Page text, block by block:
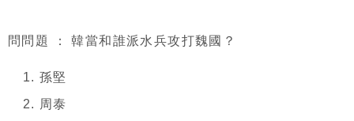
問問題 ： 韓當和誰派水兵攻打魏國？
孫堅
周泰